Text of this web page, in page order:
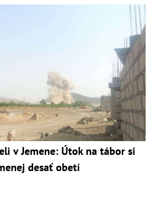
v Jemene: Útok na tábor si
desať obetí